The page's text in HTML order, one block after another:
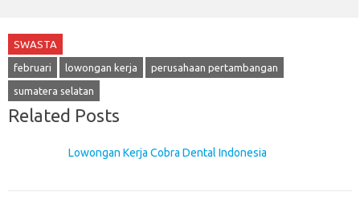
SWASTA
februari lowongan kerja perusahaan pertambangan
sumatera selatan
Related Posts
Lowongan Kerja Cobra Dental Indonesia